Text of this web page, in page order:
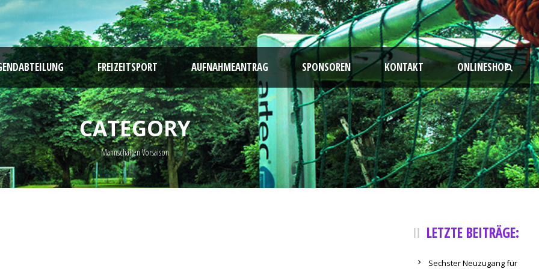
FREIZEITSPORT AUFNAHMEANTRAG SPONSOREN KONTAKT ONLINESHOP
CATEGORY
Mannschaften Vorsaison
LETZTE BEITRÄGE:
Sechster Neuzugang für